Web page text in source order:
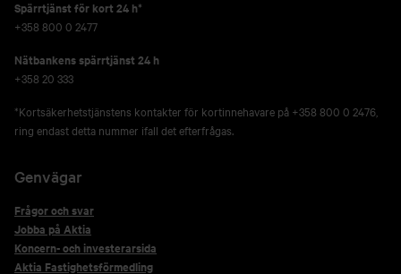
Spärrtjänst för kort 24 h*
+358 800 0 2477
Nätbankens spärrtjänst 24 h
+358 20 333
*Kortsäkerhetstjänstens kontakter för kortinnehavare på +358 800 0 2476,
ring endast detta nummer ifall det efterfrågas.
Genvägar
Frågor och svar
Jobba på Aktia
Koncern- och investerarsida
Aktia Fastighetsförmedling